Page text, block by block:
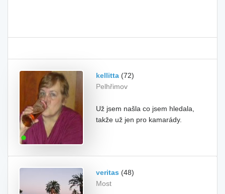
kellitta (72)
Pelhřimov
Už jsem našla co jsem hledala,
takže už jen pro kamarády.
veritas (48)
Most